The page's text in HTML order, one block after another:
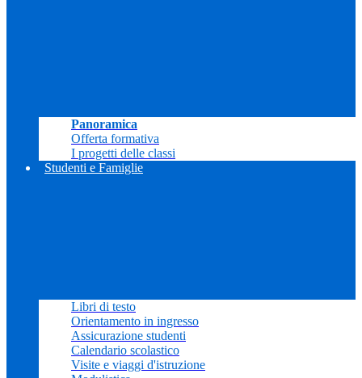
Panoramica
Offerta formativa
I progetti delle classi
Studenti e Famiglie
Libri di testo
Orientamento in ingresso
Assicurazione studenti
Calendario scolastico
Visite e viaggi d'istruzione